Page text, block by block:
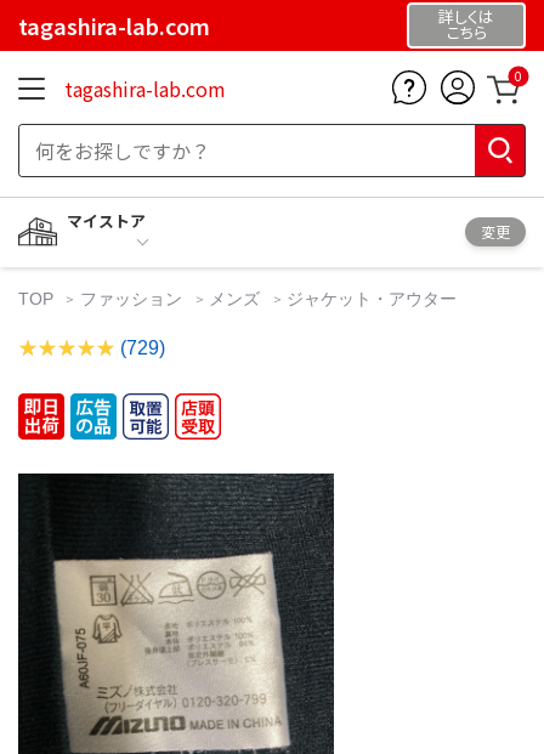
tagashira-lab.com 詳しくは
こちら
tagashira-lab.com 0
マイストア
変更
TOP ファッション メンズ ジャケット・アウター
(729)